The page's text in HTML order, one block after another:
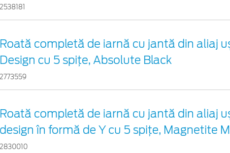
2538181
Roată completă de iarnă cu jantă din aliaj
Design cu 5 spițe, Absolute Black
2773559
Roată completă de iarnă cu jantă din aliaj
design în formă de Y cu 5 spiţe, Magnetite
2830010